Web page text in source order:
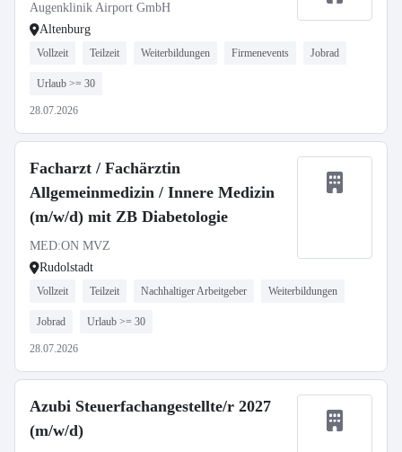
Augenklinik Airport GmbH
Altenburg
Vollzeit Teilzeit Weiterbildungen Firmenevents Jobrad
Urlaub >= 30
28.07.2026
Facharzt / Fachärztin
Allgemeinmedizin / Innere Medizin
(m/w/d) mit ZB Diabetologie
MEDːON MVZ
Rudolstadt
Vollzeit Teilzeit Nachhaltiger Arbeitgeber Weiterbildungen
Jobrad Urlaub >= 30
28.07.2026
Azubi Steuerfachangestellte/r 2027
(m/w/d)